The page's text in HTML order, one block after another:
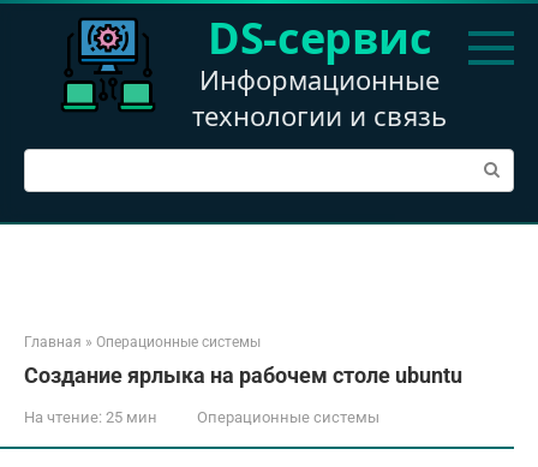
Перейти
DS-сервис
Информационные
технологии и связь
Поиск:
Главная » Операционные системы
Создание ярлыка на рабочем столе ubuntu
На чтение: 25 мин Операционные системы